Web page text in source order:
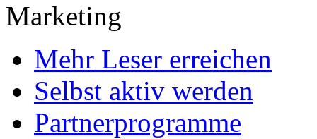
Marketing
Mehr Leser erreichen
Selbst aktiv werden
Partnerprogramme